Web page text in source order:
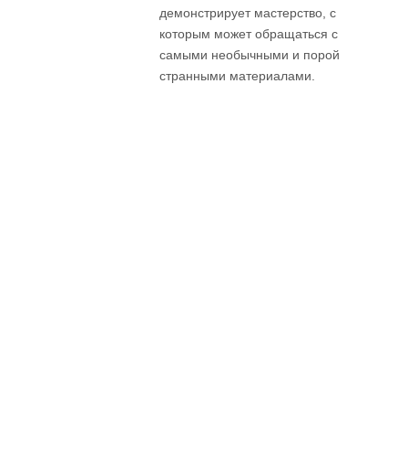
демонстрирует мастерство, с
которым может обращаться с
самыми необычными и порой
странными материалами.